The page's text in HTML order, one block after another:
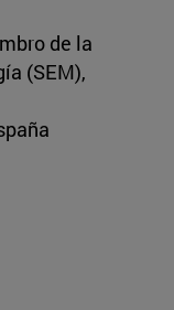
de la
(SEM),